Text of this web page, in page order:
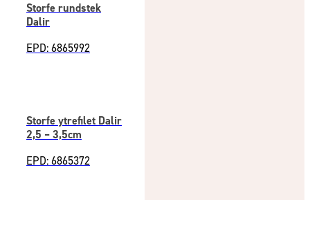
Storfe rundstek
Dalir
EPD: 6865992
Storfe ytrefilet Dalir
2,5 – 3,5cm
EPD: 6865372